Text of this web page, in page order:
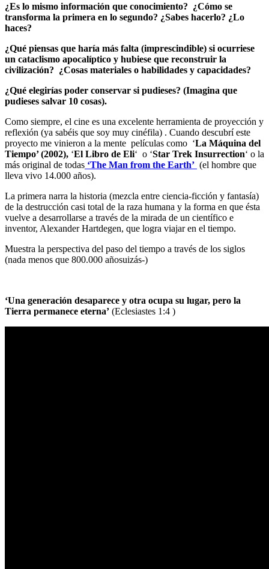
¿Es lo mismo información que conocimiento? ¿Cómo se
transforma la primera en lo segundo? ¿Sabes hacerlo? ¿Lo
haces?
¿Qué piensas que haría más falta (imprescindible) si ocurriese
un cataclismo apocalíptico y hubiese que reconstruir la
civilización? ¿Cosas materiales o habilidades y capacidades?
¿Qué elegirías poder conservar si pudieses? (Imagina que
pudieses salvar 10 cosas).
Como siempre, el cine es una excelente herramienta de proyección y
reflexión (ya sabéis que soy muy cinéfila) . Cuando descubrí este
proyecto me vinieron a la mente películas como ‘La Máquina del
Tiempo’ (2002), ‘El Libro de Eli‘ o ‘Star Trek Insurrection‘ o la
más original de todas ‘The Man from the Earth’ (el hombre que
lleva vivo 14.000 años).
La primera narra la historia (mezcla entre ciencia-ficción y fantasía)
de la destrucción casi total de la raza humana y la forma en que ésta
vuelve a desarrollarse a través de la mirada de un científico e
inventor, Alexander Hartdegen, que logra viajar en el tiempo.
Muestra la perspectiva del paso del tiempo a través de los siglos
(nada menos que 800.000 añosuizás-)
‘Una generación desaparece y otra ocupa su lugar, pero la
Tierra permanece eterna’ (Eclesiastes 1:4 )